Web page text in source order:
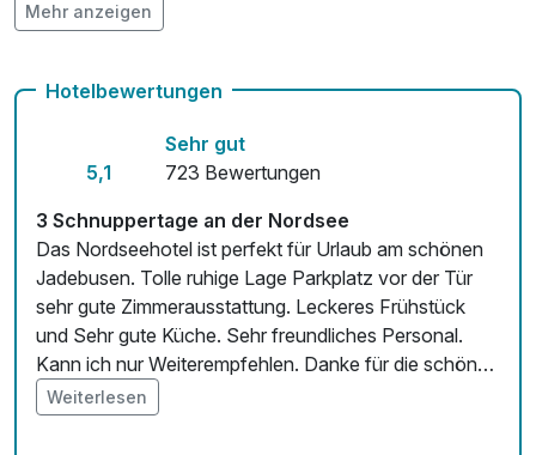
Fahrradverleih
Mehr anzeigen
Hotelbewertungen
5,1
Sehr gut
723 Bewertungen
3 Schnuppertage an der Nordsee
Das Nordseehotel ist perfekt für Urlaub am schönen
Jadebusen. Tolle ruhige Lage Parkplatz vor der Tür
sehr gute Zimmerausstattung. Leckeres Frühstück
und Sehr gute Küche. Sehr freundliches Personal.
Kann ich nur Weiterempfehlen. Danke für die schöne
Zeit
Weiterlesen